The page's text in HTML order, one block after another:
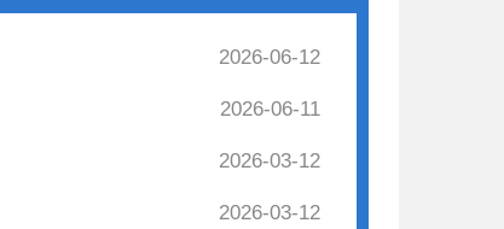
2026-06-12
2026-06-11
2026-03-12
2026-03-12